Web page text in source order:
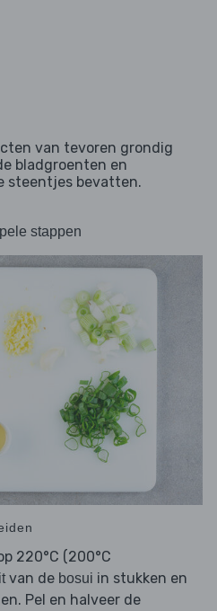
van tevoren grondig
bladgroenten en
steentjes bevatten.
stappen
220°C (200°C
van de bosui in stukken en
Pel en halveer de